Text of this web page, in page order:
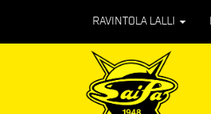
RAVINTOLA LALLI